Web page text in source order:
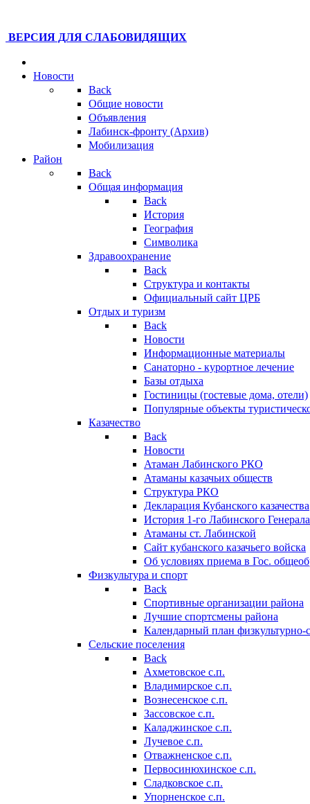
ВЕРСИЯ ДЛЯ СЛАБОВИДЯЩИХ
Новости
Back
Общие новости
Объявления
Лабинск-фронту (Архив)
Мобилизация
Район
Back
Общая информация
Back
История
География
Символика
Здравоохранение
Back
Структура и контакты
Официальный сайт ЦРБ
Отдых и туризм
Back
Новости
Информационные материалы
Санаторно - курортное лечение
Базы отдыха
Гостиницы (гостевые дома, отели)
Популярные объекты
Казачество
Back
Новости
Атаман Лабинского РКО
Атаманы казачьих обществ
Структура РКО
Декларация Кубанского казачества
История 1-го Лабинского
Атаманы ст. Лабинской
Cайт кубанского казачьего войска
Об условиях приема в Гос.
Физкультура и спорт
Back
Спортивные организации района
Лучшие спортсмены района
Календарный план
Сельские поселения
Back
Ахметовское с.п.
Владимирское с.п.
Вознесенское с.п.
Зассовское с.п.
Каладжинское с.п.
Лучевое с.п.
Отважненское с.п.
Первосинюхинское с.п.
Сладковское с.п.
Упорненское с.п.